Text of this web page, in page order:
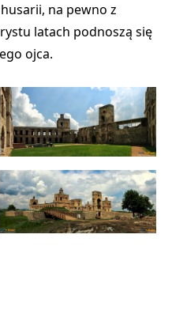
na pewno z
latach podnoszą się
ojca.